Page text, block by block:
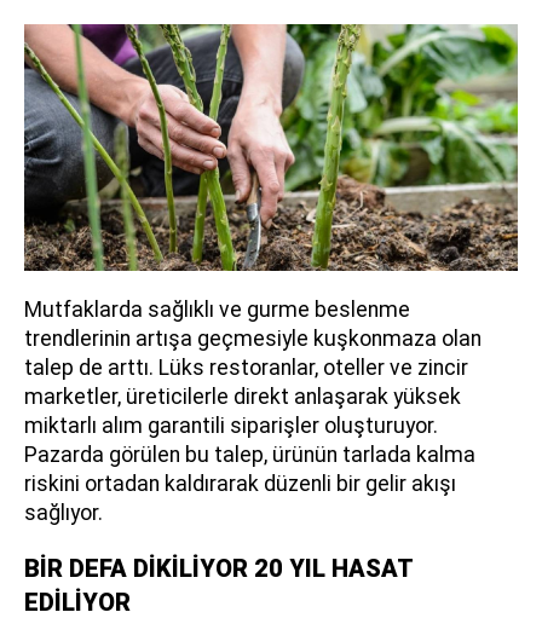
Mutfaklarda sağlıklı ve gurme beslenme
trendlerinin artışa geçmesiyle kuşkonmaza olan
talep de arttı. Lüks restoranlar, oteller ve zincir
marketler, üreticilerle direkt anlaşarak yüksek
miktarlı alım garantili siparişler oluşturuyor.
Pazarda görülen bu talep, ürünün tarlada kalma
riskini ortadan kaldırarak düzenli bir gelir akışı
sağlıyor.
BİR DEFA DİKİLİYOR 20 YIL HASAT
EDİLİYOR